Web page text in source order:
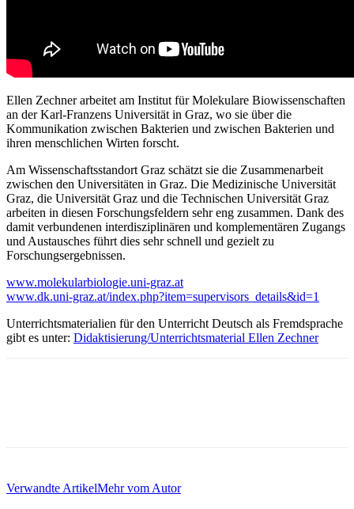
Ellen Zechner arbeitet am Institut für Molekulare Biowissenschaften
an der Karl-Franzens Universität in Graz, wo sie über die
Kommunikation zwischen Bakterien und zwischen Bakterien und
ihren menschlichen Wirten forscht.
Am Wissenschaftsstandort Graz schätzt sie die Zusammenarbeit
zwischen den Universitäten in Graz. Die Medizinische Universität
Graz, die Universität Graz und die Technischen Universität Graz
arbeiten in diesen Forschungsfeldern sehr eng zusammen. Dank des
damit verbundenen interdisziplinären und komplementären Zugangs
und Austausches führt dies sehr schnell und gezielt zu
Forschungsergebnissen.
www.molekularbiologie.uni-graz.at
www.dk.uni-graz.at/index.php?item=supervisors_details&id=1
Unterrichtsmaterialien für den Unterricht Deutsch als Fremdsprache
gibt es unter: Didaktisierung/Unterrichtsmaterial Ellen Zechner
Verwandte ArtikelMehr vom Autor